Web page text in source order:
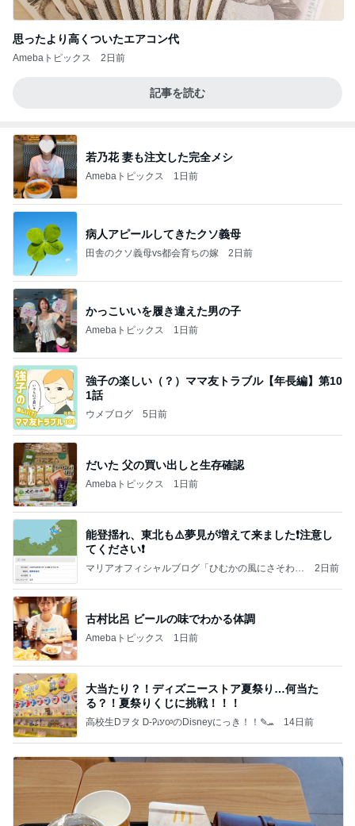
思ったより高くついたエアコン代
Amebaトピックス 2日前
記事を読む
若乃花 妻も注文した完全メシ
Amebaトピックス 1日前
病人アピールしてきたクソ義母
田舎のクソ義母vs都会育ちの嫁 2日前
かっこいいを履き違えた男の子
Amebaトピックス 1日前
強子の楽しい（？）ママ友トラブル【年長編】第10
1話
ウメブログ 5日前
だいた 父の買い出しと生存確認
Amebaトピックス 1日前
能登揺れ、東北も⚠️夢見が増えて来ました❗️注意し
てください❗️
マリアオフィシャルブログ「ひむかの風にさそわれ
2日前
古村比呂 ビールの味でわかる体調
Amebaトピックス 1日前
大当たり？！ディズニーストア夏祭り…何当た
る？！夏祭りくじに挑戦！！！
高校生Dヲタ Ꭰ-ᎮꭵꭹꭴのDisneyにっき！！✎ܚ 14日前